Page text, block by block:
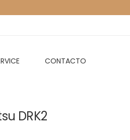
CONTACTO
DRK2